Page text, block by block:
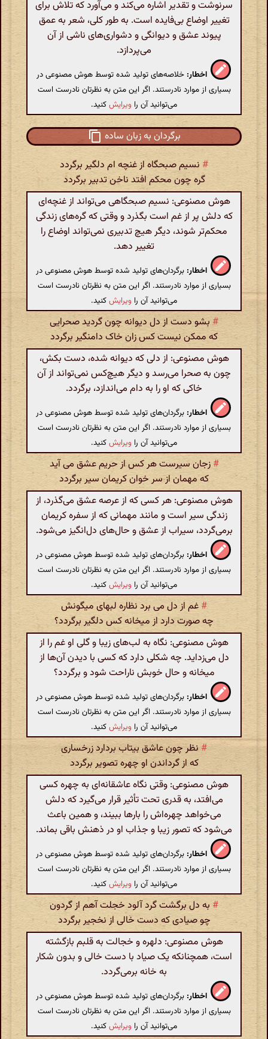
سرنوشت و تقدیر اشاره می‌کند و می‌آورد که تلاش برای
تغییر اوضاع بی‌فایده است. به طور کلی، شعر به عمق
پیوند عشق و دیوانگی و دشواری‌های ناشی از آن
می‌پردازد.
اخطار: خلاصه‌های تولید شده توسط هوش مصنوعی در
بسیاری از موارد نادرستند. اگر این متن به نظرتان نادرست است
می‌توانید آن را ویرایشکنید.
برگردان به زبان ساده
# نسیم صبحگاه از غنچه ام دلگیر برگردد
گره چون محکم افتد ناخن تدبیر برگردد
هوش مصنوعی: نسیم صبحگاهی می‌تواند از غنچه‌ای
که دلش پر از غم است بگذرد و وقتی که گره‌های زندگی
محکم‌تر شوند، دیگر هیچ تدبیری نمی‌تواند اوضاع را
تغییر دهد.
اخطار: برگردان‌های تولید شده توسط هوش مصنوعی در
بسیاری از موارد نادرستند. اگر این متن به نظرتان نادرست است
می‌توانید آن را ویرایشکنید.
# بشو دست از دل دیوانه چون گردید صحرایی
که ممکن نیست کس زان خاک دامنگیر برگردد
هوش مصنوعی: از دلی که دیوانه شده، دست بکش،
چون به صحرا می‌رسد و دیگر هیچ‌کس نمی‌تواند از آن
خاکی که او را به دام می‌اندازد، برگردد.
اخطار: برگردان‌های تولید شده توسط هوش مصنوعی در
بسیاری از موارد نادرستند. اگر این متن به نظرتان نادرست است
می‌توانید آن را ویرایشکنید.
# زجان سیرست هر کس از حریم عشق می آید
که مهمان از سر خوان کریمان سیر برگردد
هوش مصنوعی: هر کسی که از عرصه عشق می‌گذرد، از
زندگی سیر است و مانند مهمانی که از سفره کریمان
برمی‌گردد، سیراب از عشق و حال‌های دل‌انگیز می‌شود.
اخطار: برگردان‌های تولید شده توسط هوش مصنوعی در
بسیاری از موارد نادرستند. اگر این متن به نظرتان نادرست است
می‌توانید آن را ویرایشکنید.
# غم از دل می برد نظاره لبهای میگونش
چه صورت دارد از میخانه کس دلگیر برگردد؟
هوش مصنوعی: نگاه به لب‌های زیبا و گلی او غم را از
دل می‌زداید. چه شکلی دارد که کسی با دیدن آن‌ها از
میخانه و حال خوبش ناراحت شود و برگردد؟
اخطار: برگردان‌های تولید شده توسط هوش مصنوعی در
بسیاری از موارد نادرستند. اگر این متن به نظرتان نادرست است
می‌توانید آن را ویرایشکنید.
# نظر چون عاشق بیتاب بردارد زرخساری
که از گرداندن او چهره تصویر برگردد
هوش مصنوعی: وقتی نگاه عاشقانه‌ای به چهره کسی
می‌افتد، به قدری تحت تأثیر قرار می‌گیرد که دلش
می‌خواهد چهره‌اش را بارها ببیند، و همین باعث
می‌شود که تصور زیبا و جذاب او در ذهنش باقی بماند.
اخطار: برگردان‌های تولید شده توسط هوش مصنوعی در
بسیاری از موارد نادرستند. اگر این متن به نظرتان نادرست است
می‌توانید آن را ویرایشکنید.
# به دل برگشت گرد آلود خجلت آهم از گردون
چو صیادی که دست خالی از نخجیر برگردد
هوش مصنوعی: دلهره و خجالت به قلبم بازگشته
است، همچنانکه یک صیاد با دست خالی و بدون شکار
به خانه برمی‌گردد.
اخطار: برگردان‌های تولید شده توسط هوش مصنوعی در
بسیاری از موارد نادرستند. اگر این متن به نظرتان نادرست است
می‌توانید آن را ویرایشکنید.